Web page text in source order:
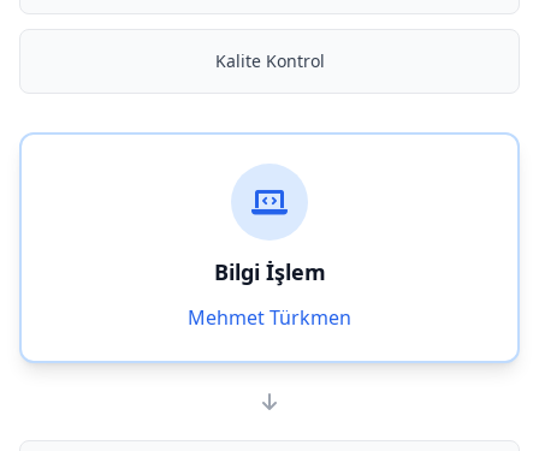
Kalite Kontrol
Bilgi İşlem
Mehmet Türkmen